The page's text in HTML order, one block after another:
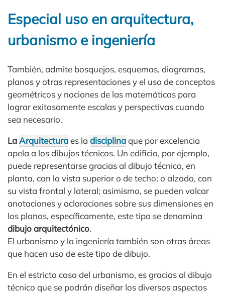
Especial uso en arquitectura,
urbanismo e ingeniería
También, admite bosquejos, esquemas, diagramas,
planos y otras representaciones y el uso de conceptos
geométricos y nociones de las matemáticas para
lograr exitosamente escalas y perspectivas cuando
sea necesario.
LaArquitecturaes la disciplinaque por excelencia
apela a los dibujos técnicos. Un edificio, por ejemplo,
puede representarse gracias al dibujo técnico, en
planta, con la vista superior o de techo; o alzado, con
su vista frontal y lateral; asimismo, se pueden volcar
anotaciones y aclaraciones sobre sus dimensiones en
los planos, específicamente, este tipo se denomina
dibujo arquitectónico.
El urbanismo y la ingeniería también son otras áreas
que hacen uso de este tipo de dibujo.
En el estricto caso del urbanismo, es gracias al dibujo
técnico que se podrán diseñar los diversos aspectos